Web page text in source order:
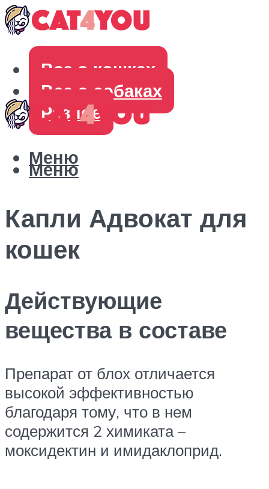
Все о кошках
Все о собаках
Разное
Меню
Меню
Капли Адвокат для
кошек
Действующие
вещества в составе
Препарат от блох отличается
высокой эффективностью
благодаря тому, что в нем
содержится 2 химиката –
моксидектин и имидаклоприд.